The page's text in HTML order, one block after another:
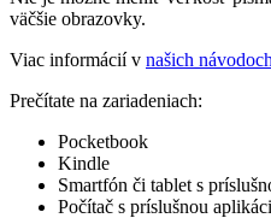
väčšie obrazovky.
Viac informácií v našich návodoch
Prečítate na zariadeniach:
Pocketbook
Kindle
Smartfón či tablet s
Počítač s príslušnou